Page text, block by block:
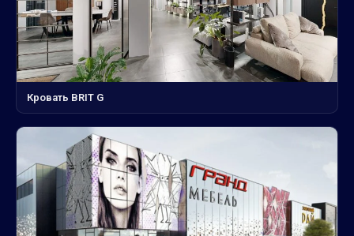
Кровать BRIT G